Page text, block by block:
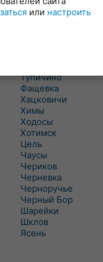
Татарка
Тупичино
Фащевка
Хацковичи
Химы
Ходосы
Хотимск
Цель
Чаусы
Чериков
Черневка
Черноручье
Черный Бор
Шарейки
Шклов
Ясень
или настроить